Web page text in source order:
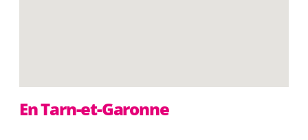
En Tarn-et-Garonne